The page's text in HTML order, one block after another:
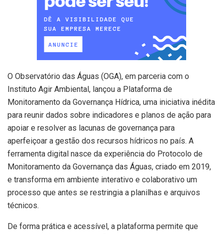
O Observatório das Águas (OGA), em parceria com o
Instituto Agir Ambiental, lançou a Plataforma de
Monitoramento da Governança Hídrica, uma iniciativa inédita
para reunir dados sobre indicadores e planos de ação para
apoiar e resolver as lacunas de governança para
aperfeiçoar a gestão dos recursos hídricos no país. A
ferramenta digital nasce da experiência do Protocolo de
Monitoramento da Governança das Águas, criado em 2019,
e transforma em ambiente interativo e colaborativo um
processo que antes se restringia a planilhas e arquivos
técnicos.
De forma prática e acessível, a plataforma permite que